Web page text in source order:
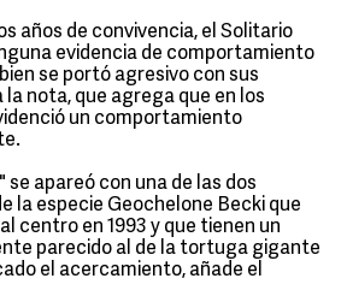
años de convivencia, el Solitario
evidencia de comportamiento
se portó agresivo con sus
nota, que agrega que en los
un comportamiento
se apareó con una de las dos
la especie Geochelone Becki que
centro en 1993 y que tienen un
parecido al de la tortuga gigante
el acercamiento, añade el